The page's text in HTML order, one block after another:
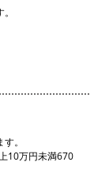
。
10万円未満670